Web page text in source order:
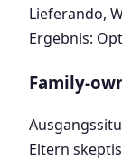
Lieferando,
Ergebnis:
Family-
Eltern